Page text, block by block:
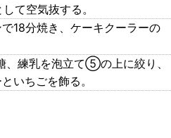
て空気抜する。
18分焼き、ケーキクーラーの
練乳を泡立て⑤の上に絞り、
いちごを飾る。